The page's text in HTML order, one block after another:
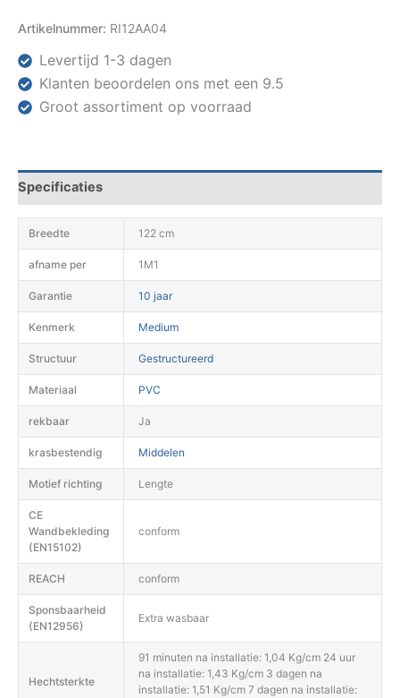
Artikelnummer: RI12AA04
Levertijd 1-3 dagen
Klanten beoordelen ons met een 9.5
Groot assortiment op voorraad
Specificaties
Breedte 122 cm
afname per 1M1
Garantie 10 jaar
Kenmerk Medium
Structuur Gestructureerd
Materiaal PVC
rekbaar Ja
krasbestendig Middelen
Motief richting Lengte
CE
Wandbekleding
(EN15102)
conform
REACH conform
Sponsbaarheid
(EN12956)
Extra wasbaar
Hechtsterkte
91 minuten na installatie: 1,04 Kg/cm 24 uur
na installatie: 1,43 Kg/cm 3 dagen na
installatie: 1,51 Kg/cm 7 dagen na installatie: